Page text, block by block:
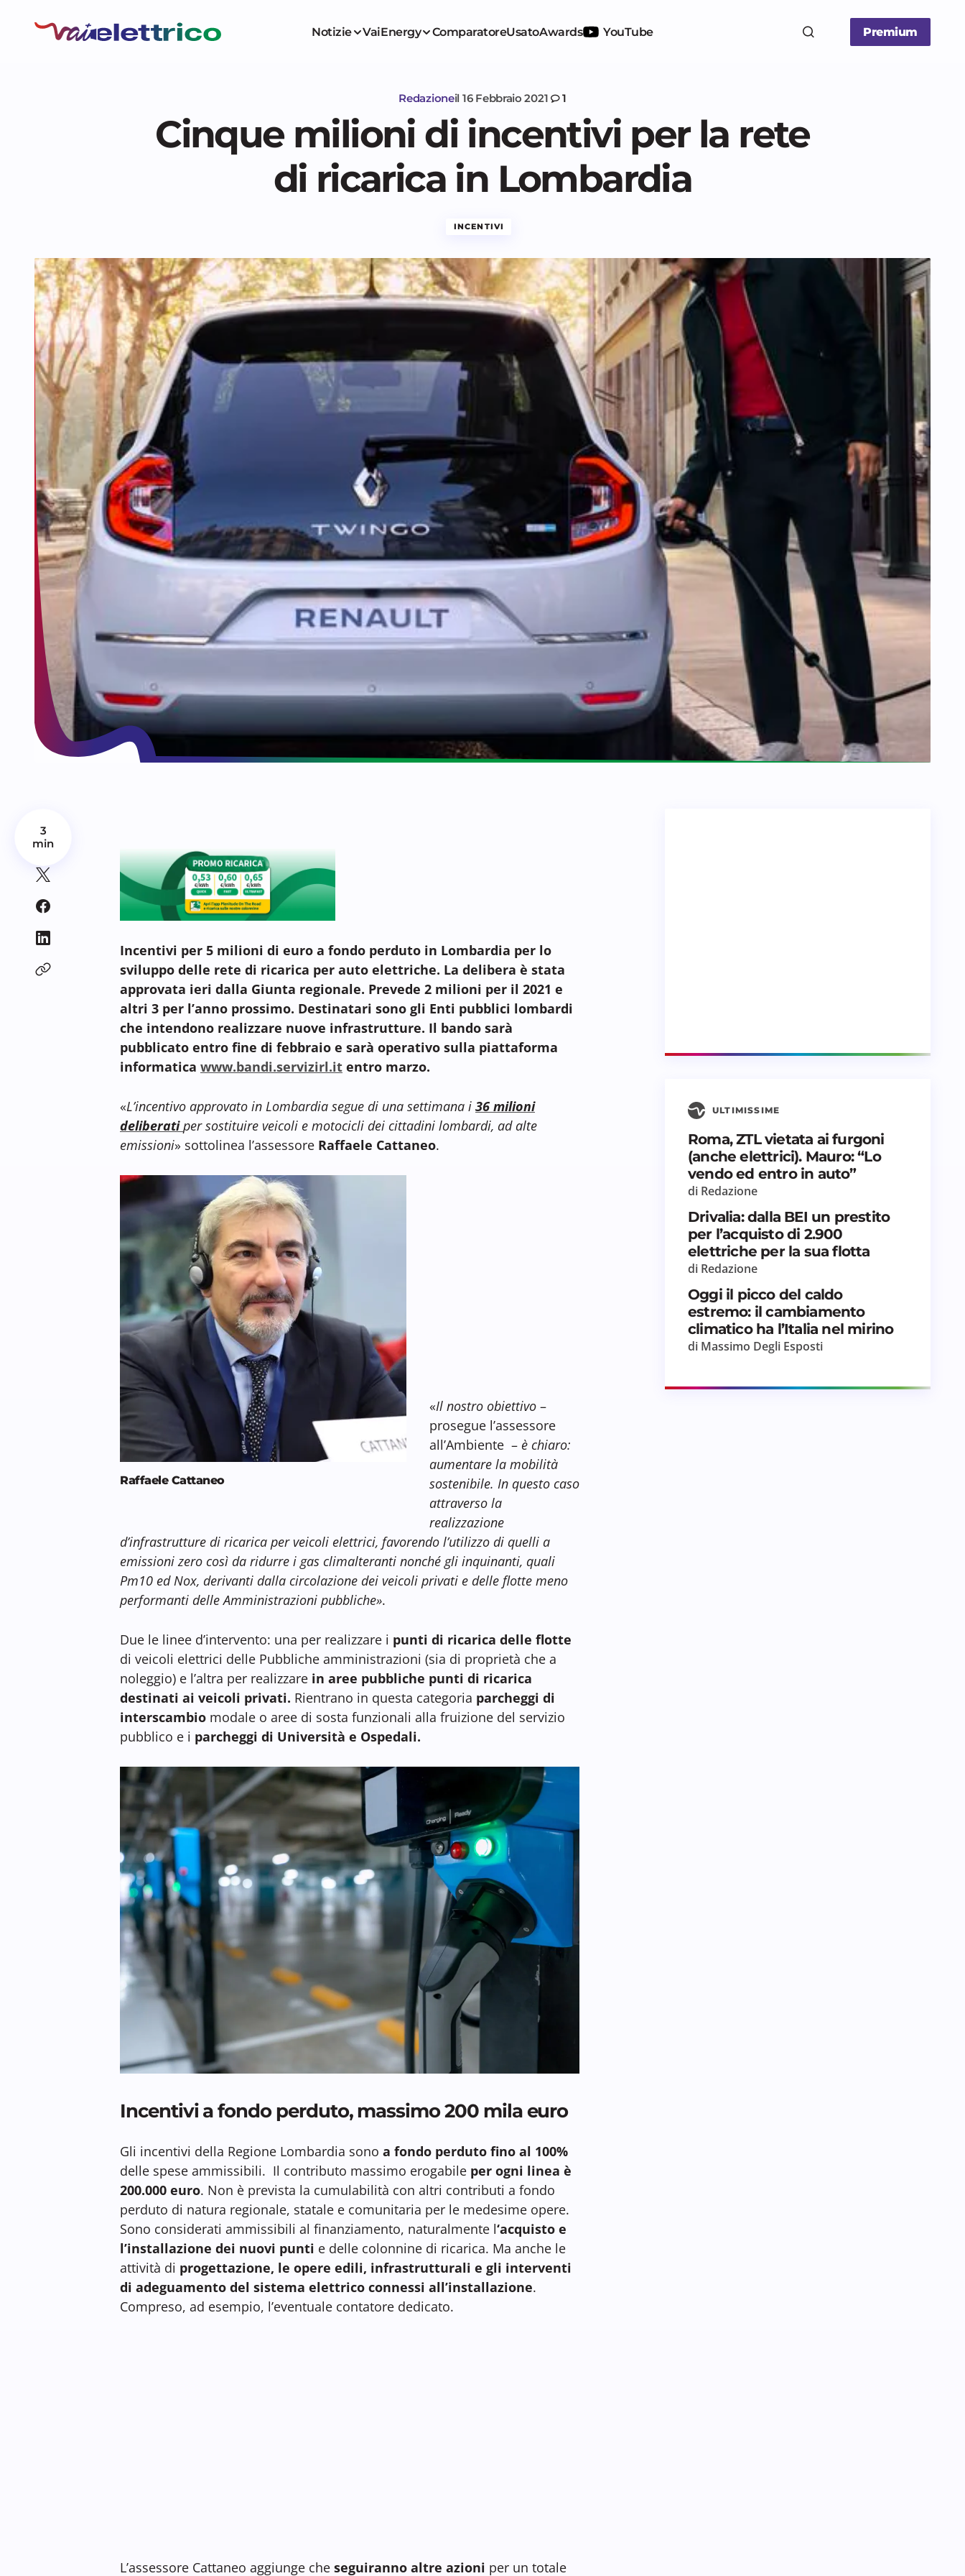
Notizie VaiEnergy ComparatoreUsatoAwards YouTube Premium
Redazioneil 16 Febbraio 2021 1
Cinque milioni di incentivi per la rete
di ricarica in Lombardia
INCENTIVI
3
min
Incentivi per 5 milioni di euro a fondo perduto in Lombardia per lo
sviluppo delle rete di ricarica per auto elettriche. La delibera è stata
approvata ieri dalla Giunta regionale. Prevede 2 milioni per il 2021 e
altri 3 per l’anno prossimo. Destinatari sono gli Enti pubblici lombardi
che intendono realizzare nuove infrastrutture. Il bando sarà
pubblicato entro fine di febbraio e sarà operativo sulla piattaforma
informatica www.bandi.servizirl.it entro marzo.
«L’incentivo approvato in Lombardia segue di una settimana i 36 milioni
deliberati per sostituire veicoli e motocicli dei cittadini lombardi, ad alte
emissioni» sottolinea l’assessore Raffaele Cattaneo.
Raffaele Cattaneo
«Il nostro obiettivo –
prosegue l’assessore
all’Ambiente – è chiaro:
aumentare la mobilità
sostenibile. In questo caso
attraverso la
realizzazione
d’infrastrutture di ricarica per veicoli elettrici, favorendo l’utilizzo di quelli a
emissioni zero così da ridurre i gas climalteranti nonché gli inquinanti, quali
Pm10 ed Nox, derivanti dalla circolazione dei veicoli privati e delle flotte meno
performanti delle Amministrazioni pubbliche».
Due le linee d’intervento: una per realizzare i punti di ricarica delle flotte
di veicoli elettrici delle Pubbliche amministrazioni (sia di proprietà che a
noleggio) e l’altra per realizzare in aree pubbliche punti di ricarica
destinati ai veicoli privati. Rientrano in questa categoria parcheggi di
interscambio modale o aree di sosta funzionali alla fruizione del servizio
pubblico e i parcheggi di Università e Ospedali.
Incentivi a fondo perduto, massimo 200 mila euro
Gli incentivi della Regione Lombardia sono a fondo perduto fino al 100%
delle spese ammissibili. Il contributo massimo erogabile per ogni linea è
200.000 euro. Non è prevista la cumulabilità con altri contributi a fondo
perduto di natura regionale, statale e comunitaria per le medesime opere.
Sono considerati ammissibili al finanziamento, naturalmente l‘acquisto e
l’installazione dei nuovi punti e delle colonnine di ricarica. Ma anche le
attività di progettazione, le opere edili, infrastrutturali e gli interventi
di adeguamento del sistema elettrico connessi all’installazione.
Compreso, ad esempio, l’eventuale contatore dedicato.
L’assessore Cattaneo aggiunge che seguiranno altre azioni per un totale
ULTIMISSIME
Roma, ZTL vietata ai furgoni
(anche elettrici). Mauro: “Lo
vendo ed entro in auto”
di Redazione
Drivalia: dalla BEI un prestito
per l’acquisto di 2.900
elettriche per la sua flotta
di Redazione
Oggi il picco del caldo
estremo: il cambiamento
climatico ha l’Italia nel mirino
di Massimo Degli Esposti